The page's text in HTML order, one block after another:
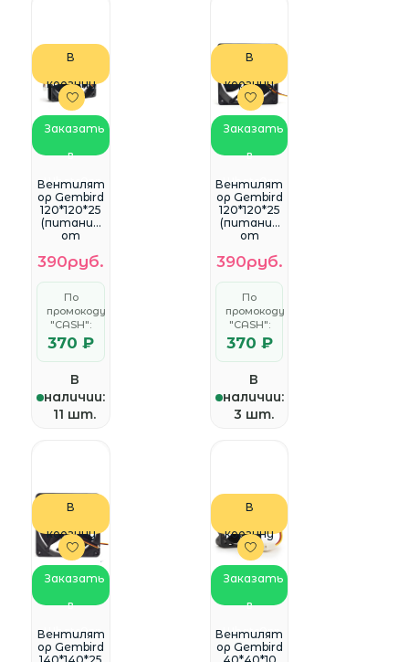
В
корзину
Заказать
в
WhatsApp
Вентилят
ор Gembird
120*120*25
(питание
от
кой
платы,
3pin)
подшипни
к
(D12025HM
-3)
390руб.
По
промокоду
"CASH":
370 ₽
В
наличии:
11 шт.
В
корзину
Заказать
в
WhatsApp
Вентилят
ор Gembird
120*120*25
(питание
от
кой
платы,
3pin/4pin)
S12025H-
3P4M
390руб.
По
промокоду
"CASH":
370 ₽
В
наличии:
3 шт.
В
корзину
Заказать
в
WhatsApp
Вентилят
ор Gembird
В
корзину
Заказать
в
WhatsApp
Вентилят
ор Gembird